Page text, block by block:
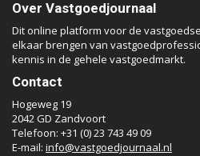
Over Vastgoedjournaal
Dit online platform voor de
elkaar brengen van
kennis in de gehele vastgoedmarkt.
Contact
Hogeweg 19
2042 GD Zandvoort
Telefoon: +31 (0) 23 743 49 09
E-mail: info@vastgoedjournaal.nl